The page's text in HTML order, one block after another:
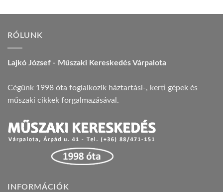
RÓLUNK
Lajkó József - Műszaki Kereskedés Várpalota
Cégünk 1998 óta foglalkozik háztartási-, kerti gépek és
műszaki cikkek forgalmazásával.
INFORMÁCIÓK